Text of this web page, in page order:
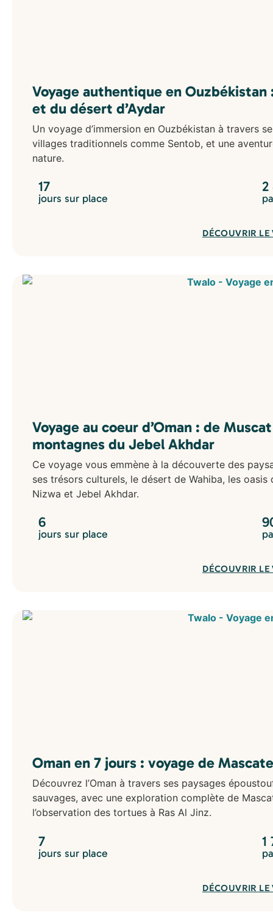
Voyage authentique en
et du désert d’Aydar
Un voyage d’immersion en Ouzbékistan à travers
villages traditionnels comme Sentob, et une
nature.
17
jours sur place
2
DÉCOUVRIR LE
Voyage au coeur d’Oman : de
montagnes du Jebel Akhdar
Ce voyage vous emmène à la découverte des
ses trésors culturels, le désert de Wahiba, les
Nizwa et Jebel Akhdar.
6
jours sur place
DÉCOUVRIR LE
Oman en 7 jours : voyage de
Découvrez l’Oman à travers ses paysages
sauvages, avec une exploration complète de
l’observation des tortues à Ras Al Jinz.
7
jours sur place
1
DÉCOUVRIR LE